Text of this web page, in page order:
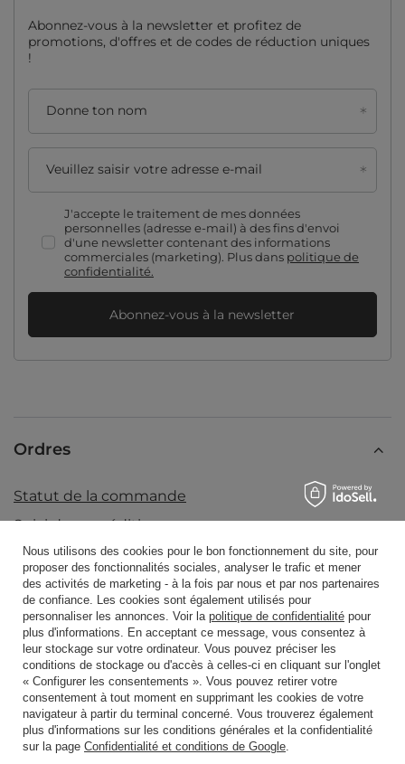
Abonnez-vous à la newsletter et profitez de
promotions, d'offres et de codes de réduction uniques
!
Donne ton nom
Veuillez saisir votre adresse e-mail
J'accepte le traitement de mes données
personnelles (adresse e-mail) à des fins d'envoi
d'une newsletter contenant des informations
commerciales (marketing). Plus dans politique de
confidentialité.
Abonnez-vous à la newsletter
Ordres
Statut de la commande
Suivi des expéditions
Je veux faire une réclamation sur le produit
Je veux retourner un produit
Je veux échanger un produit
Prendre contact
Compte
Nous utilisons des cookies pour le bon fonctionnement du site, pour
proposer des fonctionnalités sociales, analyser le trafic et mener
des activités de marketing - à la fois par nous et par nos partenaires
de confiance. Les cookies sont également utilisés pour
personnaliser les annonces. Voir la politique de confidentialité pour
plus d'informations. En acceptant ce message, vous consentez à
leur stockage sur votre ordinateur. Vous pouvez préciser les
conditions de stockage ou d'accès à celles-ci en cliquant sur l'onglet
« Configurer les consentements ». Vous pouvez retirer votre
consentement à tout moment en supprimant les cookies de votre
navigateur à partir du terminal concerné. Vous trouverez également
plus d'informations sur les conditions générales et la confidentialité
sur la page Confidentialité et conditions de Google.